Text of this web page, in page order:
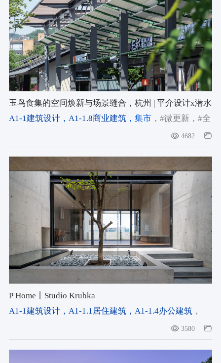
玉鸟食集的空间焕新与场景缝合，杭州 | 平介设计x潜水
钟工作室
A1-1建筑设计，A1-1.8商业建筑，集市，#微更新 ，#全
4682
P Home丨Studio Krubka
A1-1建筑设计，A1-1.1居住建筑，A1-1.4办公建筑，
3580